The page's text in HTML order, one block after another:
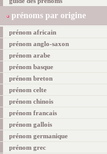
prénoms par origine
prénom africain
prénom anglo-saxon
prénom arabe
prénom basque
prénom breton
prénom celte
prénom chinois
prénom francais
prénom gallois
prénom germanique
prénom grec